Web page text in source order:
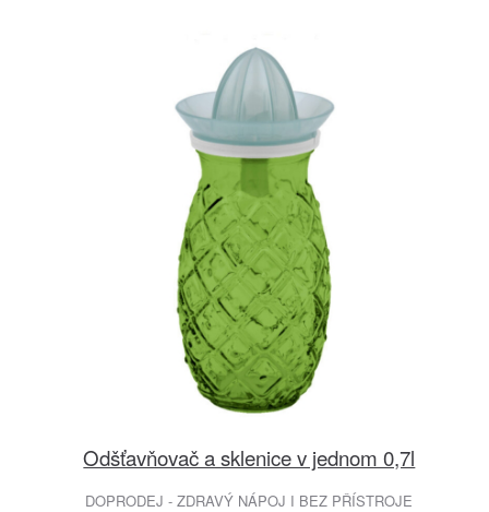
Odšťavňovač a sklenice v jednom 0,7l
DOPRODEJ - ZDRAVÝ NÁPOJ I BEZ PŘÍSTROJE